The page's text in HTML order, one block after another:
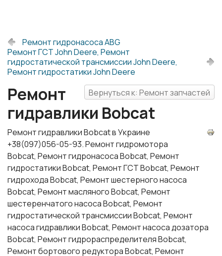
Ремонт гидронасоса ABG
Ремонт ГСТ John Deere, Ремонт
гидростатической трансмиссии John Deere,
Ремонт гидростатики John Deere
Вернуться к: Ремонт запчастей
Ремонт
гидравлики Bobcat
Ремонт гидравлики Bobcat в Украине
+38(097)056-05-93. Ремонт гидромотора
Bobcat, Ремонт гидронасоса Bobcat, Ремонт
гидростатики Bobcat, Ремонт ГСТ Bobcat, Ремонт
гидрохода Bobcat, Ремонт шестерного насоса
Bobcat, Ремонт масляного Bobcat, Ремонт
шестеренчатого насоса Bobcat, Ремонт
гидростатической трансмиссии Bobcat, Ремонт
насоса гидравлики Bobcat, Ремонт насоса дозатора
Bobcat, Ремонт гидрораспределителя Bobcat,
Ремонт бортового редуктора Bobcat, Ремонт